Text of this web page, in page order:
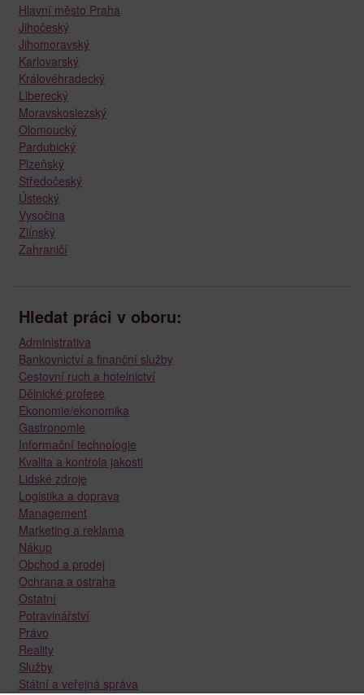
Hlavní město Praha
Jihočeský
Jihomoravský
Karlovarský
Královéhradecký
Liberecký
Moravskoslezský
Olomoucký
Pardubický
Plzeňský
Středočeský
Ústecký
Vysočina
Zlínský
Zahraničí
Hledat práci v oboru:
Administrativa
Bankovnictví a finanční služby
Cestovní ruch a hotelnictví
Dělnické profese
Ekonomie/ekonomika
Gastronomie
Informační technologie
Kvalita a kontrola jakosti
Lidské zdroje
Logistika a doprava
Management
Marketing a reklama
Nákup
Obchod a prodej
Ochrana a ostraha
Ostatní
Potravinářství
Právo
Reality
Služby
Státní a veřejná správa